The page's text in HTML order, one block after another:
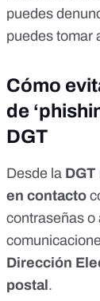
puedes
puedes tomar
Cómo
de
DGT
Desde la DGT
en contacto
contraseñas o
Dirección
postal .